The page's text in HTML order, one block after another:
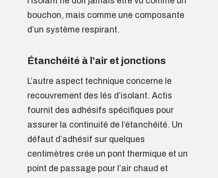
bouchon, mais comme une composante
d’un système respirant.
Étanchéité à l’air et jonctions
L’autre aspect technique concerne le
recouvrement des lés d’isolant. Actis
fournit des adhésifs spécifiques pour
assurer la continuité de l’étanchéité. Un
défaut d’adhésif sur quelques
centimètres crée un pont thermique et un
point de passage pour l’air chaud et